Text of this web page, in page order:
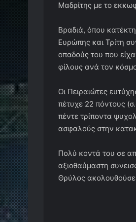
Μαδρίτης με το
Βραδιά, όπου
Ευρώπης και Τρίτη
οπαδούς του που
φίλους ανά τον
Οι Πειραιώτες
πέτυχε 22 πόντους
πέντε τρίποντα
ασφαλούς στην
Πολύ κοντά του σε
αξιοθαύμαστη
Θρύλος